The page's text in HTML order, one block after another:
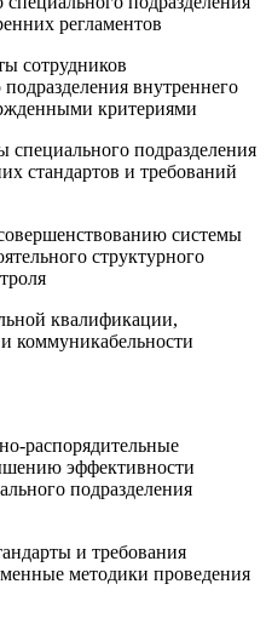
регламентов
сотрудников
внутреннего
критериями
специального подразделения
стандартов и требований
системы
структурного
квалификации,
коммуникабельности
распорядительные
эффективности
подразделения
и требования
методики проведения